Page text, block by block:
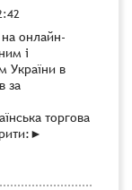
на онлайн-
і
України в
за
торгова